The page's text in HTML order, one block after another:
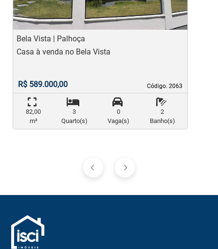
Bela Vista | Palhoça
Código. 2063
Código. 2063
Casa à venda no Bela Vista
R$ 589.000,00
82,00
m²
3
Quarto(s)
0
Vaga(s)
2
Banho(s)